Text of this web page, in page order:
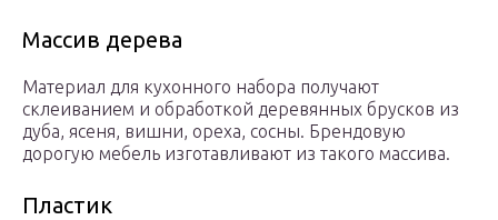
Массив дерева
Материал для кухонного набора получают
склеиванием и обработкой деревянных брусков из
дуба, ясеня, вишни, ореха, сосны. Брендовую
дорогую мебель изготавливают из такого массива.
Пластик